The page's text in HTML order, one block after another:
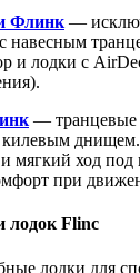
Флинк —
навесным
и лодки с
— транцевые
килевым
мягкий ход
при
лодок Flinc
лодки для